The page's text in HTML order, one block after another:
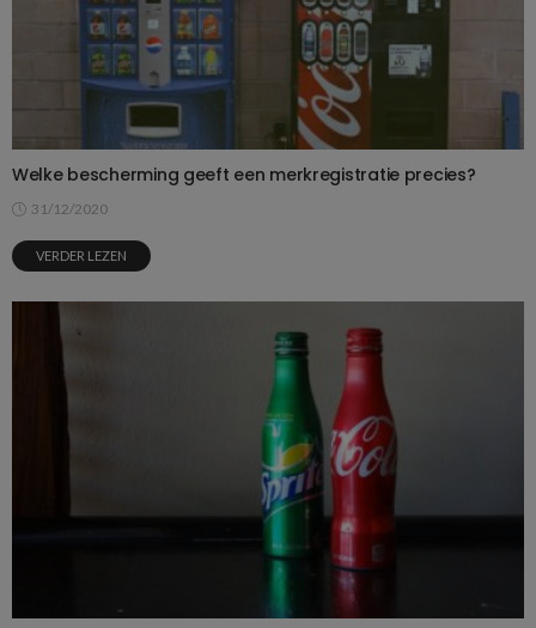
Welke bescherming geeft een merkregistratie precies?
31/12/2020
VERDER LEZEN